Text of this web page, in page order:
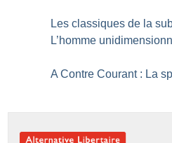
Les classiques de la
L’homme
A Contre Courant : La